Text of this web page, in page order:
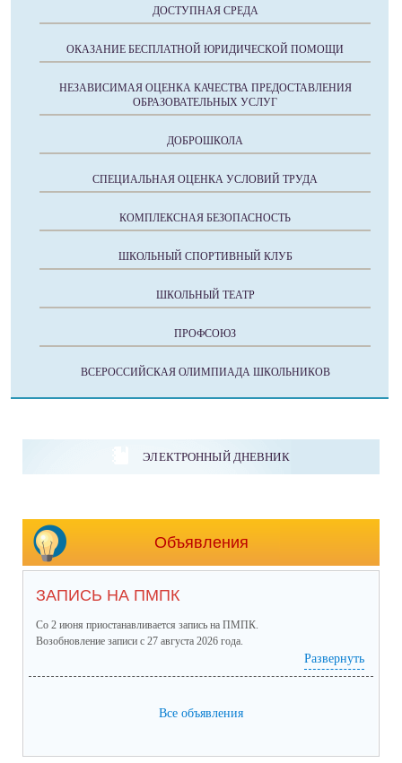
ДОСТУПНАЯ СРЕДА
ОКАЗАНИЕ БЕСПЛАТНОЙ ЮРИДИЧЕСКОЙ ПОМОЩИ
НЕЗАВИСИМАЯ ОЦЕНКА КАЧЕСТВА ПРЕДОСТАВЛЕНИЯ
ОБРАЗОВАТЕЛЬНЫХ УСЛУГ
ДОБРОШКОЛА
СПЕЦИАЛЬНАЯ ОЦЕНКА УСЛОВИЙ ТРУДА
КОМПЛЕКСНАЯ БЕЗОПАСНОСТЬ
ШКОЛЬНЫЙ СПОРТИВНЫЙ КЛУБ
ШКОЛЬНЫЙ ТЕАТР
ПРОФСОЮЗ
ВСЕРОССИЙСКАЯ ОЛИМПИАДА ШКОЛЬНИКОВ
ЭЛЕКТРОННЫЙ ДНЕВНИК
Объявления
ЗАПИСЬ НА ПМПК
Со 2 июня приостанавливается запись на ПМПК.
Возобновление записи с 27 августа 2026 года.
Развернуть
Все объявления